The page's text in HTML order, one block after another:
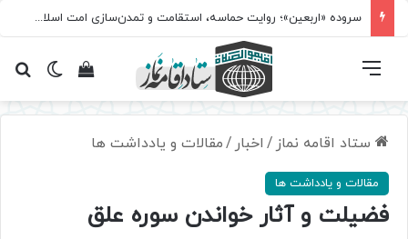
سروده‌ «اربعین»؛ روایت حماسه، استقامت و تمدن‌سازی امت اسلامی
تغییرمشاهده فهرست
ستاد اقامه نماز / اخبار /مقالات و یادداشت ها
مقالات و یادداشت ها
فضیلت و آثار خواندن سوره علق